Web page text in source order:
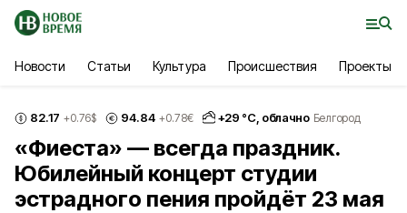
Новости Статьи Культура Происшествия Проекты
82.17 +0.76$ 94.84 +0.78€ +29 °С, облачно Белгород
«Фиеста» — всегда праздник.
Юбилейный концерт студии
эстрадного пения пройдёт 23 мая